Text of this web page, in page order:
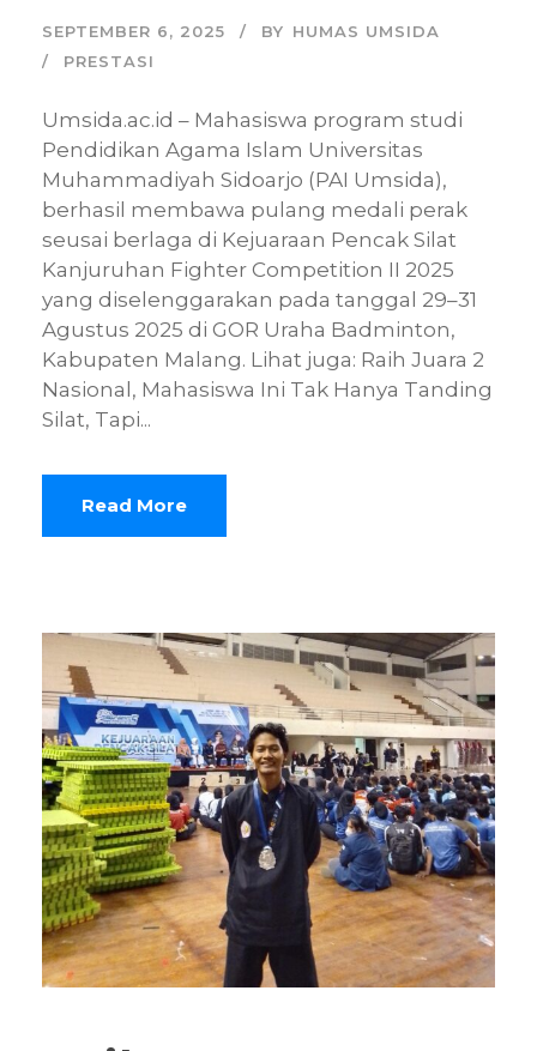
SEPTEMBER 6, 2025 BY HUMAS UMSIDA
PRESTASI
Umsida.ac.id – Mahasiswa program studi
Pendidikan Agama Islam Universitas
Muhammadiyah Sidoarjo (PAI Umsida),
berhasil membawa pulang medali perak
seusai berlaga di Kejuaraan Pencak Silat
Kanjuruhan Fighter Competition II 2025
yang diselenggarakan pada tanggal 29–31
Agustus 2025 di GOR Uraha Badminton,
Kabupaten Malang. Lihat juga: Raih Juara 2
Nasional, Mahasiswa Ini Tak Hanya Tanding
Silat, Tapi...
Read More